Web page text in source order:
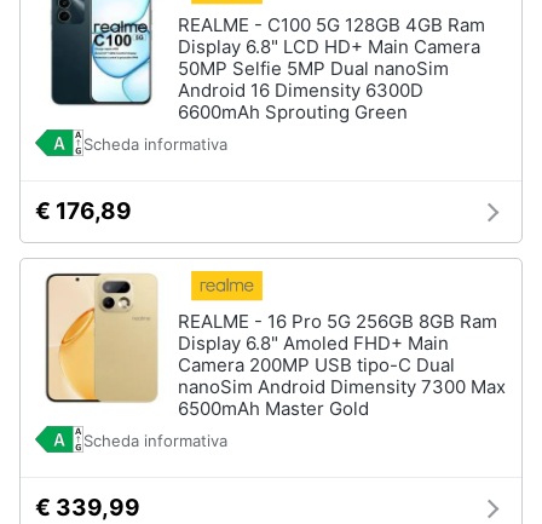
REALME - C100 5G 128GB 4GB Ram
Display 6.8" LCD HD+ Main Camera
50MP Selfie 5MP Dual nanoSim
Android 16 Dimensity 6300D
6600mAh Sprouting Green
Scheda informativa
€ 176,89
REALME - 16 Pro 5G 256GB 8GB Ram
Display 6.8" Amoled FHD+ Main
Camera 200MP USB tipo-C Dual
nanoSim Android Dimensity 7300 Max
6500mAh Master Gold
Scheda informativa
€ 339,99